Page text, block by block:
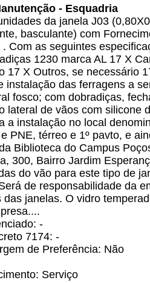
- Esquadria
da janela J03
basculante) com
Com as seguintes
1230 marca AL 17 X
17 X Outros, se necessário
instalação das ferragens a
fosco; com dobradiças,
lateral de vãos com silicone
a instalação no local
PNE, térreo e 1º pavto, e
Biblioteca do Campus
300, Bairro Jardim
do vão para este tipo de
de responsabilidade da
das janelas. O vidro
-
7174: -
de Preferência: Não
Serviço